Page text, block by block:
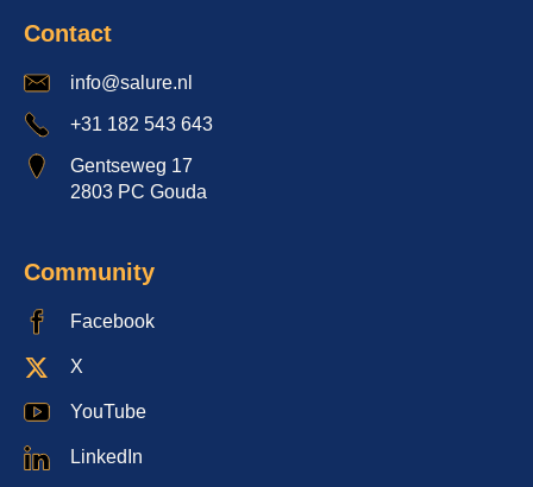
Contact
info@salure.nl
+31 182 543 643
Gentseweg 17
2803 PC Gouda
Community
Facebook
X
YouTube
LinkedIn